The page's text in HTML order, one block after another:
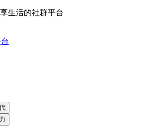
生活的社群平台